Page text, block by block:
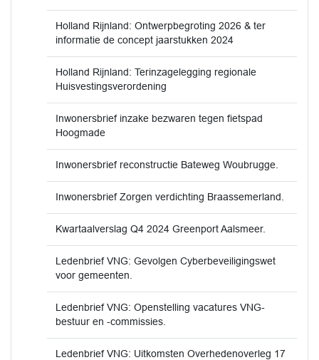
Holland Rijnland: Ontwerpbegroting 2026 & ter
informatie de concept jaarstukken 2024
Holland Rijnland: Terinzagelegging regionale
Huisvestingsverordening
Inwonersbrief inzake bezwaren tegen fietspad
Hoogmade
Inwonersbrief reconstructie Bateweg Woubrugge.
Inwonersbrief Zorgen verdichting Braassemerland.
Kwartaalverslag Q4 2024 Greenport Aalsmeer.
Ledenbrief VNG: Gevolgen Cyberbeveiligingswet
voor gemeenten.
Ledenbrief VNG: Openstelling vacatures VNG-
bestuur en -commissies.
Ledenbrief VNG: Uitkomsten Overhedenoverleg 17